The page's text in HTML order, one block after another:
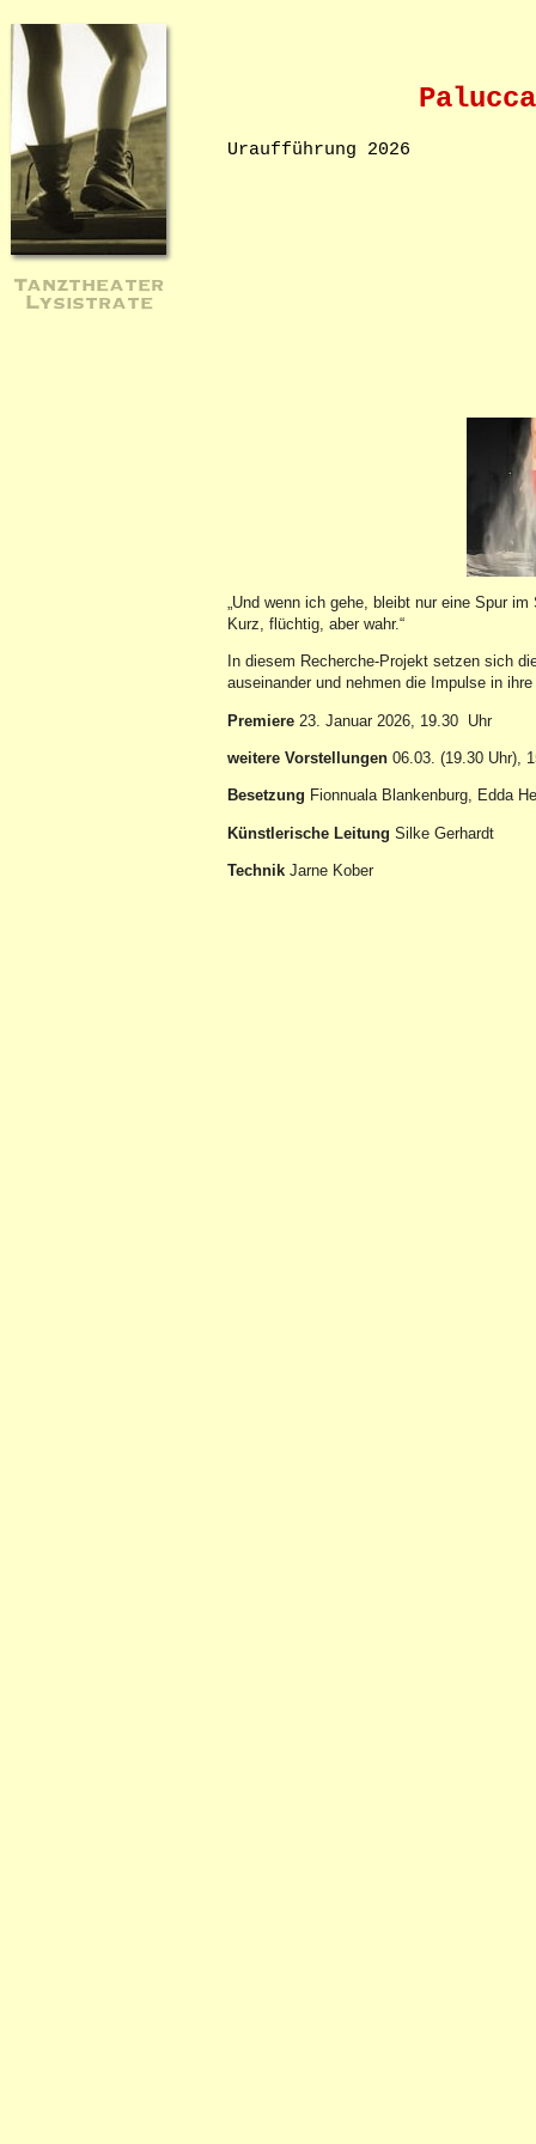
Tanztheater
Lysistrate
Uraufführung 2026
„Und wenn ich gehe, bleibt nur eine Spur
Kurz, flüchtig, aber wahr.“
In diesem Recherche-Projekt setzen sich
auseinander und nehmen die Impulse in
Premiere 23. Januar 2026, 19.30 Uhr
weitere Vorstellungen 06.03. (19.30 Uhr),
Besetzung Fionnuala Blankenburg, Edda
Künstlerische Leitung Silke Gerhardt
Technik Jarne Kober